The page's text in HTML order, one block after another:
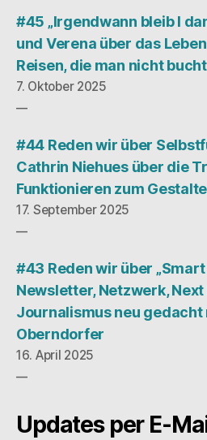
#45 „Irgendwann bleib I
und Verena über das
Reisen, die man nicht
7. Oktober 2025
#44 Reden wir über
Cathrin Niehues über die
Funktionieren zum
17. September 2025
#43 Reden wir über „Smart
Newsletter, Netzwerk, Next
Journalismus neu gedacht
Oberndorfer
16. April 2025
Updates per E-